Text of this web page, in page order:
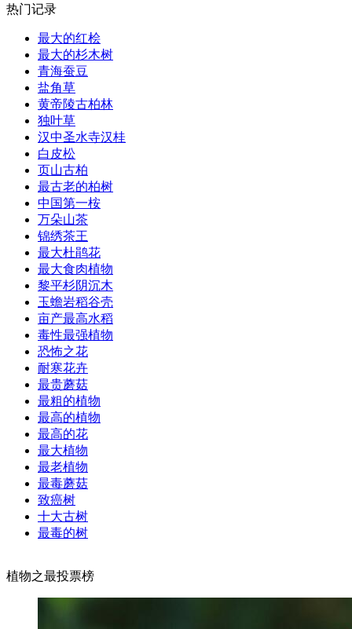
热门记录
最大的红桧
最大的杉木树
青海蚕豆
盐角草
黄帝陵古柏林
独叶草
汉中圣水寺汉桂
白皮松
页山古柏
最古老的柏树
中国第一桉
万朵山茶
锦绣茶王
最大杜鹃花
最大食肉植物
黎平杉阴沉木
玉蟾岩稻谷壳
亩产最高水稻
毒性最强植物
恐怖之花
耐寒花卉
最贵蘑菇
最粗的植物
最高的植物
最高的花
最大植物
最老植物
最毒蘑菇
致癌树
十大古树
最毒的树
植物之最投票榜